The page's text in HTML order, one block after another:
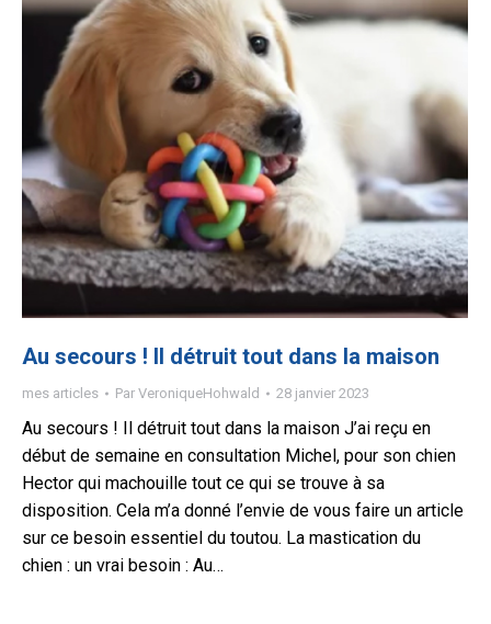
Au secours ! Il détruit tout dans la maison
mes articles Par VeroniqueHohwald 28 janvier 2023
Au secours ! Il détruit tout dans la maison J’ai reçu en
début de semaine en consultation Michel, pour son chien
Hector qui machouille tout ce qui se trouve à sa
disposition. Cela m’a donné l’envie de vous faire un article
sur ce besoin essentiel du toutou. La mastication du
chien : un vrai besoin : Au…